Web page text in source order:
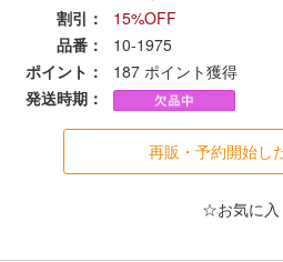
TTC
セール品・キャンペーン
セール商品
割引：
15%OFF
品番：
10-1975
ポイント：
187 ポイント獲得
発送時期：
再販・予約開始し
☆お気に入